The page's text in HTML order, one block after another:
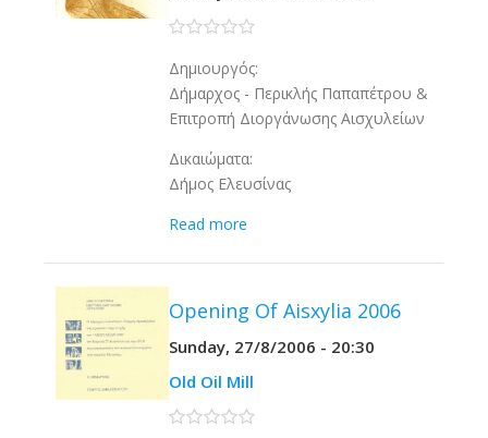
0 stars
Δημιουργός:
Δήμαρχος - Περικλής Παπαπέτρου &
Επιτροπή Διοργάνωσης Αισχυλείων
Δικαιώματα:
Δήμος Ελευσίνας
Read more
Opening Of Aisxylia 2006
Sunday, 27/8/2006 - 20:30
Old Oil Mill
0 stars